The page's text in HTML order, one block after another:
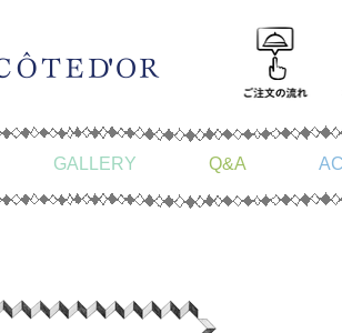
GALLERY Q&A